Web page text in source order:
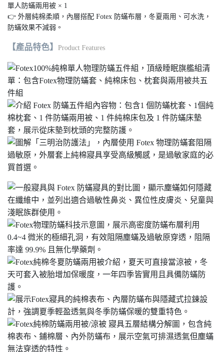
單人防蟎兩用被 × 1
👉 外層純棉柔順，內層搭配 Fotex 防蟎布層，冬夏兩用、可水洗，
防蟎效果不減弱。
【產品特色】 Product Features